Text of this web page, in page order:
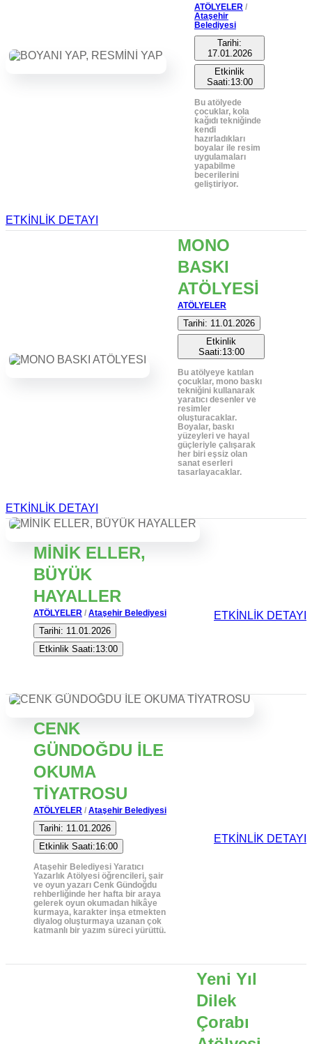
ATÖLYELER /
Ataşehir
Belediyesi
Tarihi:
17.01.2026
Etkinlik
Saati:13:00
Bu atölyede
çocuklar, kola
kağıdı tekniğinde
kendi
hazırladıkları
boyalar ile resim
uygulamaları
yapabilme
becerilerini
geliştiriyor.
ETKİNLİK DETAYI
MONO
BASKI
ATÖLYESİ
ATÖLYELER
Tarihi: 11.01.2026
Etkinlik
Saati:13:00
Bu atölyeye katılan
çocuklar, mono baskı
tekniğini kullanarak
yaratıcı desenler ve
resimler
oluşturacaklar.
Boyalar, baskı
yüzeyleri ve hayal
güçleriyle çalışarak
her biri eşsiz olan
sanat eserleri
tasarlayacaklar.
ETKİNLİK DETAYI
MİNİK ELLER,
BÜYÜK
HAYALLER
ATÖLYELER / Ataşehir Belediyesi
Tarihi: 11.01.2026
Etkinlik Saati:13:00
ETKİNLİK DETAYI
CENK
GÜNDOĞDU İLE
OKUMA
TİYATROSU
ATÖLYELER / Ataşehir Belediyesi
Tarihi: 11.01.2026
Etkinlik Saati:16:00
Ataşehir Belediyesi Yaratıcı
Yazarlık Atölyesi öğrencileri, şair
ve oyun yazarı Cenk Gündoğdu
rehberliğinde her hafta bir araya
gelerek oyun okumadan hikâye
kurmaya, karakter inşa etmekten
diyalog oluşturmaya uzanan çok
katmanlı bir yazım süreci yürüttü.
ETKİNLİK DETAYI
Yeni Yıl
Dilek
Çorabı